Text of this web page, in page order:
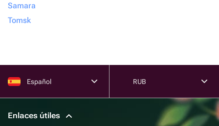
Samara
Tomsk
Español RUB
Enlaces útiles